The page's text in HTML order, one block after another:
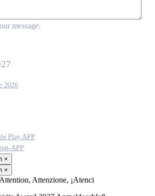
message.
×
×
Attenzione, ¡Atenci